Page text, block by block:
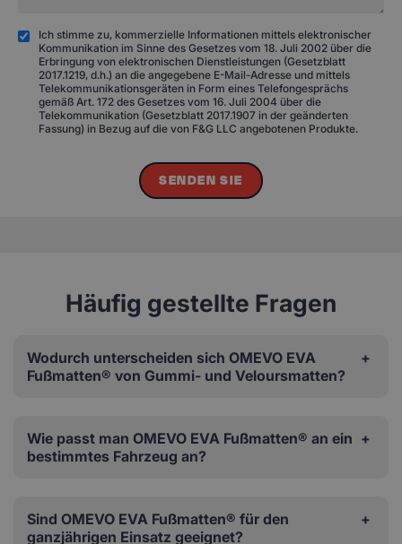
Ich stimme zu, kommerzielle Informationen mittels elektronischer
Kommunikation im Sinne des Gesetzes vom 18. Juli 2002 über die
Erbringung von elektronischen Dienstleistungen (Gesetzblatt
2017.1219, d.h.) an die angegebene E-Mail-Adresse und mittels
Telekommunikationsgeräten in Form eines Telefongesprächs
gemäß Art. 172 des Gesetzes vom 16. Juli 2004 über die
Telekommunikation (Gesetzblatt 2017.1907 in der geänderten
Fassung) in Bezug auf die von F&G LLC angebotenen Produkte.
SENDEN SIE
Häufig gestellte Fragen
Wodurch unterscheiden sich OMEVO EVA
Fußmatten® von Gummi- und Veloursmatten?
Wie passt man OMEVO EVA Fußmatten® an ein
bestimmtes Fahrzeug an?
Sind OMEVO EVA Fußmatten® für den
ganzjährigen Einsatz geeignet?